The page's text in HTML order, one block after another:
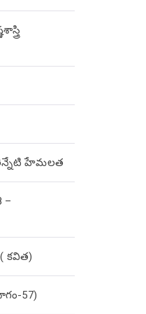
హేమలత
–
కవిత)
57)